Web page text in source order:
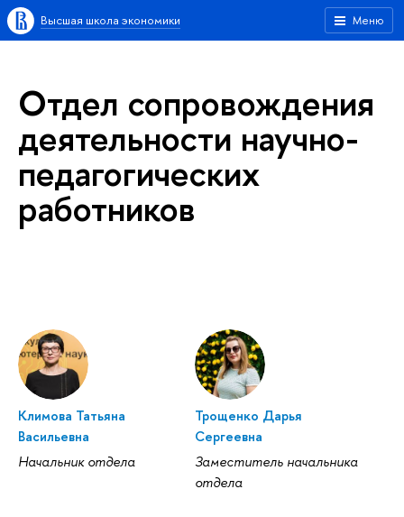
Меню
Высшая школа экономики
Отдел сопровождения
деятельности научно-
педагогических
работников
Климова Татьяна
Васильевна
Начальник отдела
Трощенко Дарья
Сергеевна
Заместитель начальника
отдела